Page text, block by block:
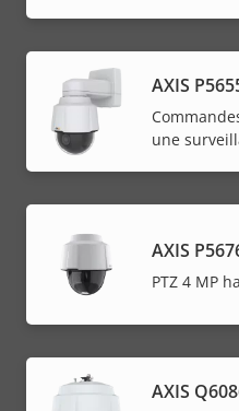
AXIS
une
AXIS
PTZ 4 MP
AXIS